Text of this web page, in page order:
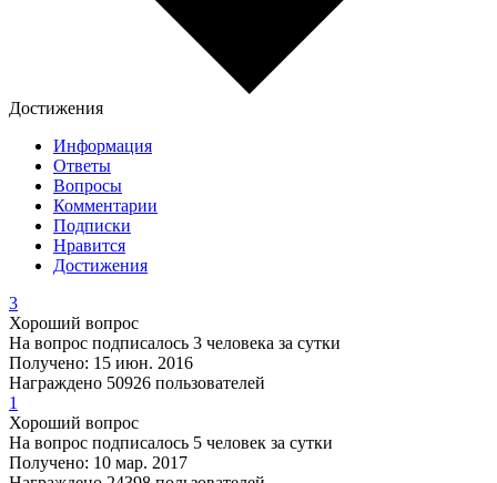
Достижения
Информация
Ответы
Вопросы
Комментарии
Подписки
Нравится
Достижения
3
Хороший вопрос
На вопрос подписалось 3 человека за сутки
Получено: 15 июн. 2016
Награждено 50926 пользователей
1
Хороший вопрос
На вопрос подписалось 5 человек за сутки
Получено: 10 мар. 2017